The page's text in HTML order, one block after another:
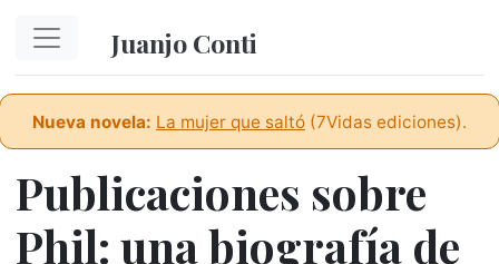
Juanjo Conti
Nueva novela: La mujer que saltó (7Vidas ediciones).
Publicaciones sobre
Phil: una biografía de